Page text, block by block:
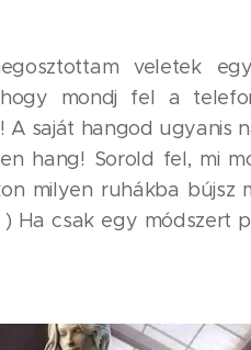
veletek
mondj fel a
A saját hangod ugyanis
hang! Sorold fel, mi
milyen ruhákba bújsz
Ha csak egy módszert